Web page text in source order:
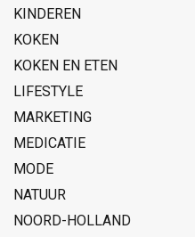
KINDEREN
KOKEN
KOKEN EN ETEN
LIFESTYLE
MARKETING
MEDICATIE
MODE
NATUUR
NOORD-HOLLAND